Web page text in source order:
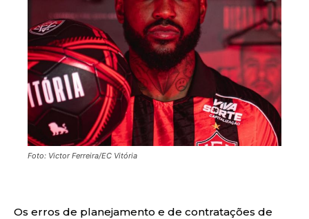
Foto: Victor Ferreira/EC Vitória
Os erros de planejamento e de contratações de